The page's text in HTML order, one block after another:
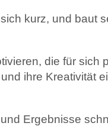
kurz, und baut
die für sich
ihre Kreativität
Ergebnisse